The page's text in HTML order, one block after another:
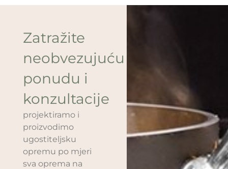
Zatražite
neobvezujuću
ponudu i
konzultacije
projektiramo i
proizvodimo
ugostiteljsku
opremu po mjeri
sva oprema na